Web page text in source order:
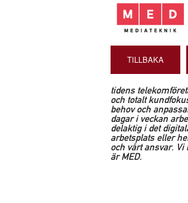
TILLBAKA
tidens
och totalt
behov och
dagar i veckan
delaktig i det
arbetsplats eller
och vårt ansvar.
är MED.